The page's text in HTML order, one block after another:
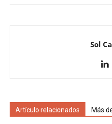
Sol
Artículo relacionados Más